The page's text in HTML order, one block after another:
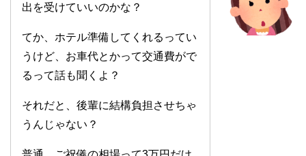
出を受けていいのかな？
てか、ホテル準備してくれるってい
うけど、お車代とかって交通費がで
るって話も聞くよ？
それだと、後輩に結構負担させちゃ
うんじゃない？